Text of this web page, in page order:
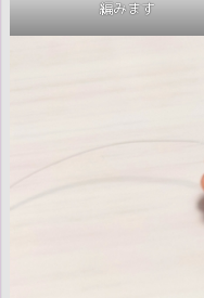
編みます